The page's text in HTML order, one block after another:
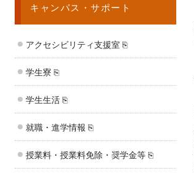
キャンパス・サポート
アクセシビリティ支援室 ⎘
学生寮 ⎘
学生生活 ⎘
就職・進学情報 ⎘
授業料・授業料免除・奨学金等 ⎘